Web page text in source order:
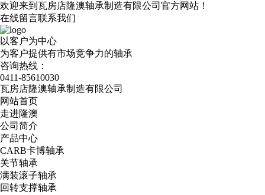
欢迎来到瓦房店隆澳轴承制造有限公司官方网站！
在线留言联系我们
以客户为中心
为客户提供有市场竞争力的轴承
咨询热线：
0411-85610030
瓦房店隆澳轴承制造有限公司
网站首页
走进隆澳
公司简介
产品中心
CARB卡博轴承
关节轴承
满装滚子轴承
回转支撑轴承